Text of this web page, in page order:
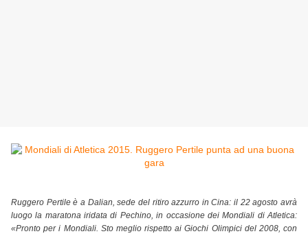
Ruggero Pertile è a Dalian, sede del ritiro azzurro in Cina: il 22 agosto avrà
luogo la maratona iridata di Pechino, in occasione dei Mondiali di Atletica:
«Pronto per i Mondiali. Sto meglio rispetto ai Giochi Olimpici del 2008, con